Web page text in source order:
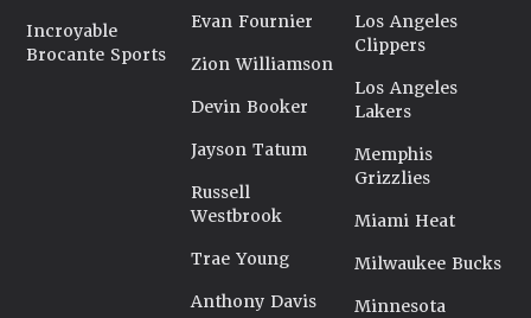
Incroyable
Brocante Sports
Evan Fournier
Zion Williamson
Devin Booker
Jayson Tatum
Russell
Westbrook
Trae Young
Anthony Davis
Los Angeles
Clippers
Los Angeles
Lakers
Memphis
Grizzlies
Miami Heat
Milwaukee Bucks
Minnesota